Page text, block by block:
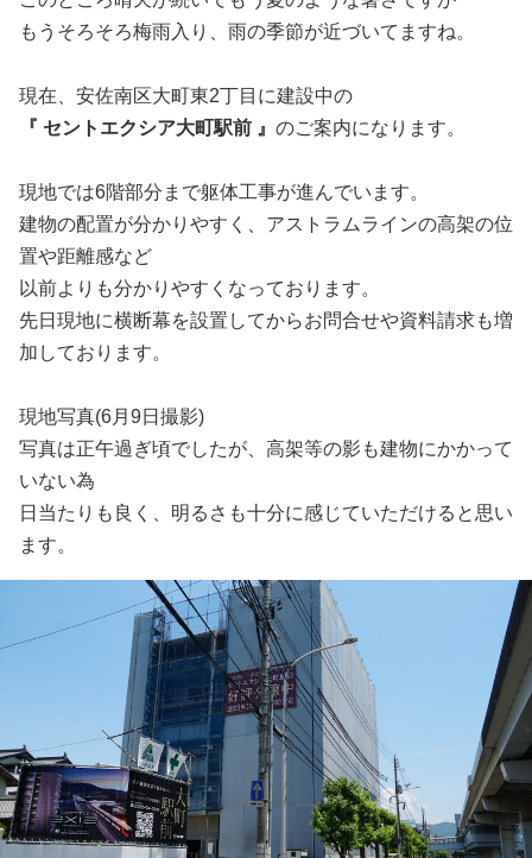
もうそろそろ梅雨入り、雨の季節が近づいてますね。
現在、安佐南区大町東2丁目に建設中の
『 セントエクシア大町駅前 』 のご案内になります。
現地では6階部分まで躯体工事が進んでいます。
建物の配置が分かりやすく、アストラムラインの高架の位
置や距離感など
以前よりも分かりやすくなっております。
先日現地に横断幕を設置してからお問合せや資料請求も増
加しております。
現地写真(6月9日撮影)
写真は正午過ぎ頃でしたが、高架等の影も建物にかかって
いない為
日当たりも良く、明るさも十分に感じていただけると思い
ます。